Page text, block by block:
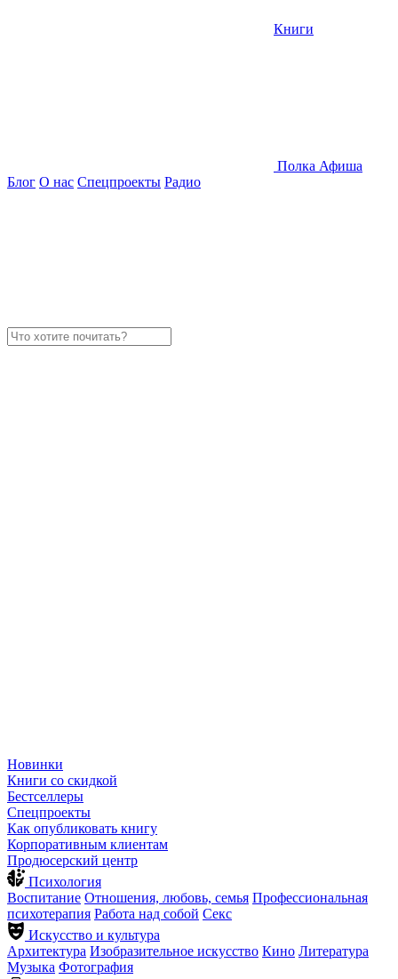
Книги
Полка Афиша
Блог О нас Спецпроекты Радио
Новинки
Книги со скидкой
Бестселлеры
Спецпроекты
Как опубликовать книгу
Корпоративным клиентам
Продюсерский центр
Психология
Воспитание Отношения, любовь, семья Профессиональная
психотерапия Работа над собой Секс
Искусство и культура
Архитектура Изобразительное искусство Кино Литература
Музыка Фотография